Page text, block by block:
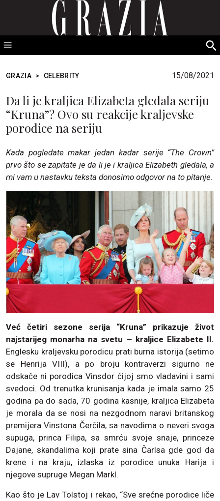
GRAZIA Srbija
GRAZIA > CELEBRITY 15/08/2021
Da li je kraljica Elizabeta gledala seriju
“Kruna”? Ovo su reakcije kraljevske
porodice na seriju
Kada pogledate makar jedan kadar serije “The Crown”
prvo što se zapitate je da li je i kraljica Elizabeth gledala, a
mi vam u nastavku teksta donosimo odgovor na to pitanje.
Već četiri sezone serija “Kruna” prikazuje život
najstarijeg monarha na svetu – kraljice Elizabete II.
Englesku kraljevsku porodicu prati burna istorija (setimo
se Henrija VIII), a po broju kontraverzi sigurno ne
odskače ni porodica Vinsdor čijoj smo vladavini i sami
svedoci. Od trenutka krunisanja kada je imala samo 25
godina pa do sada, 70 godina kasnije, kraljica Elizabeta
je morala da se nosi na nezgodnom naravi britanskog
premijera Vinstona Čerčila, sa navodima o neveri svoga
supuga, princa Filipa, sa smrću svoje snaje, princeze
Dajane, skandalima koji prate sina Čarlsa gde god da
krene i na kraju, izlaska iz porodice unuka Harija i
njegove supruge Megan Markl.
Kao što je Lav Tolstoj i rekao, “Sve srećne porodice liče